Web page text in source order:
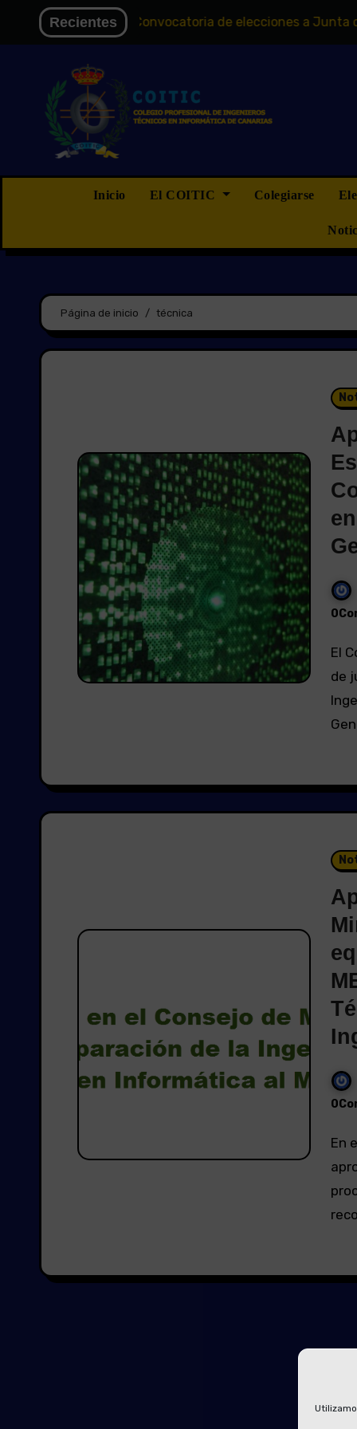
Recientes
Electoral Convocatoria de elecciones a Junta de
Inicio El COITIC Colegiarse
Página de inicio técnica
El Consejo de Ministros ha aprobado el pasado 19
de
En el día de hoy, el Consejo de Ministros ha